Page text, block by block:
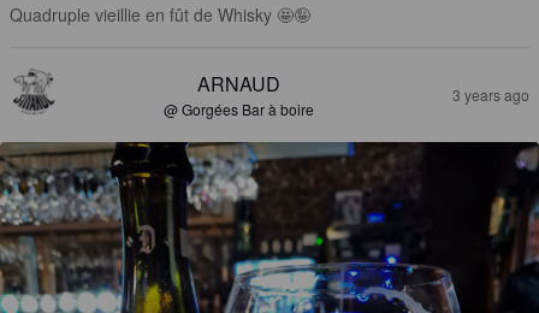
Quadruple vieillie en fût de Whisky 🤩🤪
ARNAUD
@ Gorgées Bar à boire
3 years ago